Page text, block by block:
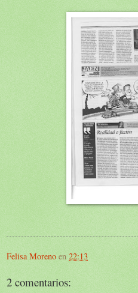
Felisa Moreno en 22:13
2 comentarios: